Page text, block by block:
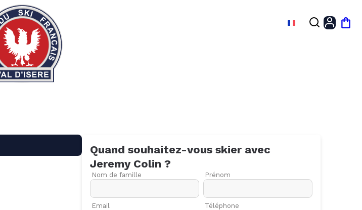
Quand souhaitez-vous skier avec
Jeremy Colin ?
Nom de famille Prénom
Email Téléphone